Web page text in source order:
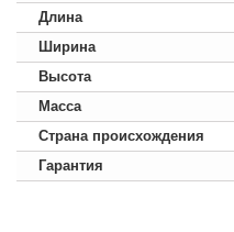
Длина
Ширина
Высота
Масса
Страна происхождения
Гарантия